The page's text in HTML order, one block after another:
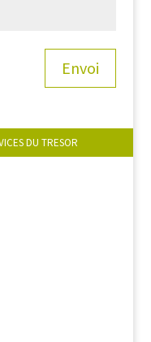
Envoi
DU TRESOR